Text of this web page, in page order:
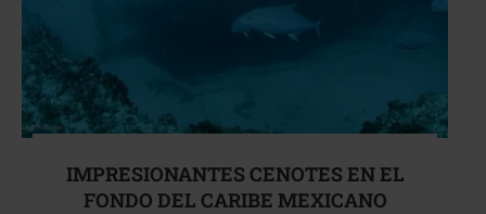
IMPRESIONANTES CENOTES EN EL
FONDO DEL CARIBE MEXICANO